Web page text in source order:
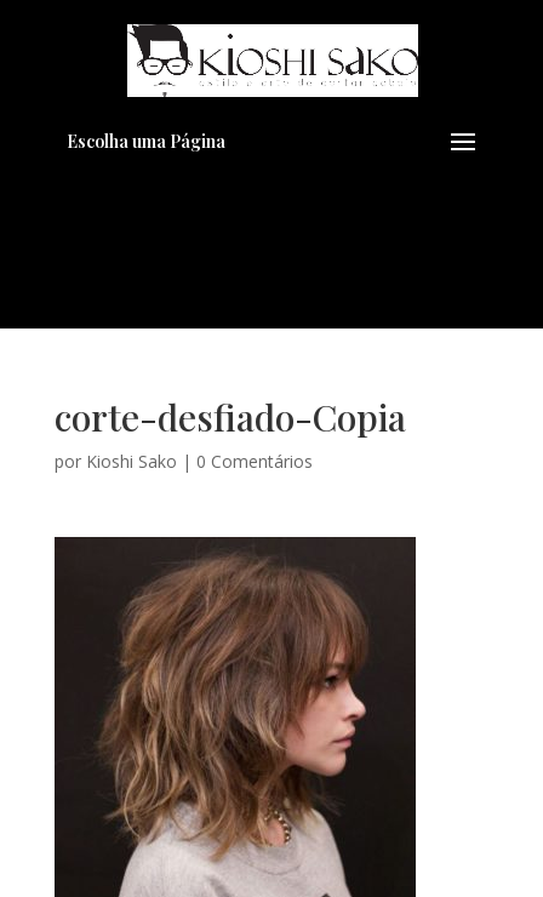
Escolha uma Página
corte-desfiado-Copia
por Kioshi Sako | 0 Comentários
Pensando em transformar seu
Visual??